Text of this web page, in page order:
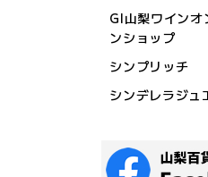
GI山梨ワインオ
ンショップ
シンプリッチ
シンデレラジュ